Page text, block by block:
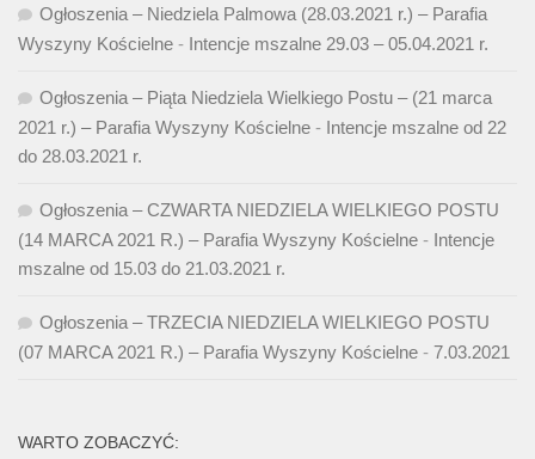
Ogłoszenia – Niedziela Palmowa (28.03.2021 r.) – Parafia
Wyszyny Kościelne - Intencje mszalne 29.03 – 05.04.2021 r.
Ogłoszenia – Piąta Niedziela Wielkiego Postu – (21 marca
2021 r.) – Parafia Wyszyny Kościelne - Intencje mszalne od 22
do 28.03.2021 r.
Ogłoszenia – CZWARTA NIEDZIELA WIELKIEGO POSTU
(14 MARCA 2021 R.) – Parafia Wyszyny Kościelne - Intencje
mszalne od 15.03 do 21.03.2021 r.
Ogłoszenia – TRZECIA NIEDZIELA WIELKIEGO POSTU
(07 MARCA 2021 R.) – Parafia Wyszyny Kościelne - 7.03.2021
WARTO ZOBACZYĆ: